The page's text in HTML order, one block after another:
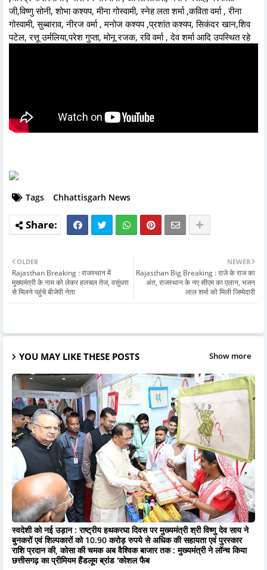
जी,विष्णु सोनी, शोभा कश्यप, मीना गोस्वामी, स्नेह लता शर्मा ,कविता वर्मा , रीना
गोस्वामी, सुब्बाराव, नीरज वर्मा , मनोज कश्यप ,प्रशांत कश्यप, सिकंदर खान,शिव
पटेल, रत्तू उर्मलिया,परेश गुप्ता, मोनू रजक, रवि वर्मा , देव शर्मा आदि उपस्थित रहे
Tags Chhattisgarh News
NEWER
Rajasthan Big Breaking : राजे के राज का
अंत, राजस्थान के नए सीएम का एलान, भजन
लाल शर्मा को मिली जिम्मेदारी
OLDER
Rajasthan Breaking : राजस्थान में
मुख्यमंत्री के नाम को लेकर हलचल तेज, वसुंधरा
से मिलने पहुंचे बीजेपी नेता
YOU MAY LIKE THESE POSTS Show more
स्वदेशी को नई उड़ान : राष्ट्रीय हथकरघा दिवस पर मुख्यमंत्री श्री विष्णु देव साय ने
बुनकरों एवं शिल्पकारों को 10.90 करोड़ रुपये से अधिक की सहायता एवं पुरस्कार
राशि प्रदान की, कोसा की चमक अब वैश्विक बाजार तक : मुख्यमंत्री ने लॉन्च किया
छत्तीसगढ़ का प्रीमियम हैंडलूम ब्रांड 'कोशल फैब